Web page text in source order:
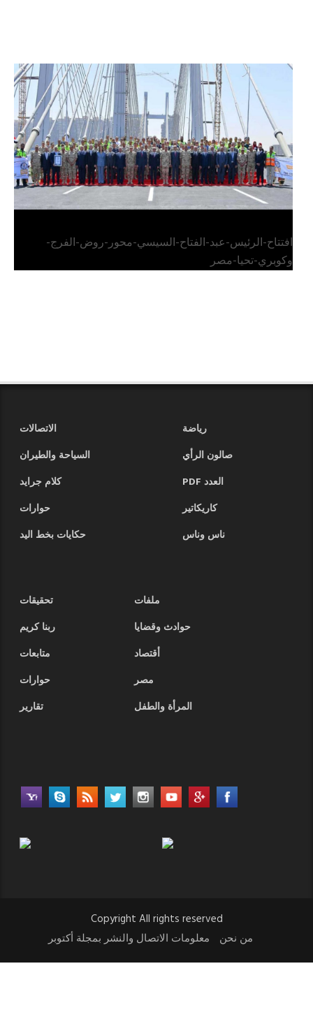
الرئيس عبد الفتاح السيسي يفتتح محور روض الفرج
وكوبري تحيا مصر
افتتاح-الرئيس-عبد-الفتاح-السيسي-محور-روض-الفرج-
وكوبري-تحيا-مصر
رياضة
الاتصالات
صالون الرأي
السياحة والطيران
العدد PDF
كلام جرايد
كاريكاتير
حوارات
ناس وناس
حكايات بخط اليد
ملفات
تحقيقات
حوادث وقضايا
ربنا كريم
أقتصاد
متابعات
مصر
حوارات
المرأة والطفل
تقارير
Copyright All rights reserved
من نحن
معلومات الاتصال والنشر بمجلة أكتوبر